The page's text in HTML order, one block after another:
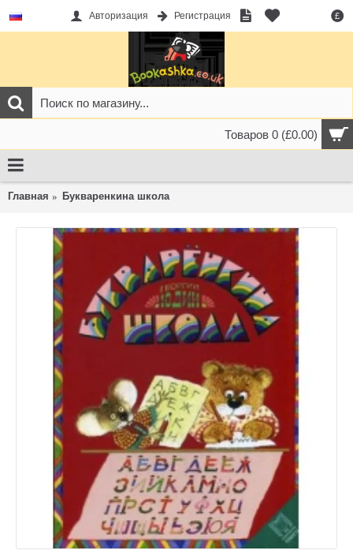
£
Авторизация Регистрация
Товаров 0 (£0.00)
Главная Букваренкина школа